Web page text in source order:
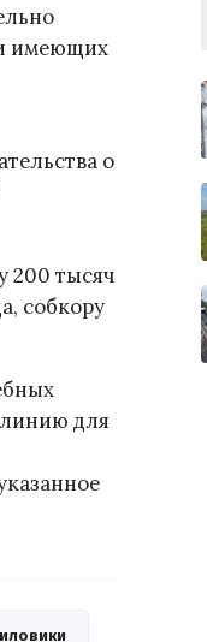
имеющих
о
200 тысяч
собкору
для